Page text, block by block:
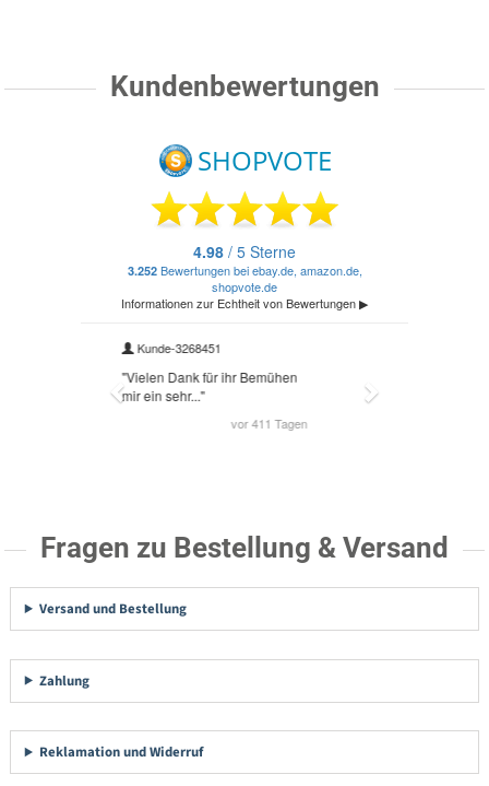
Kundenbewertungen
Fragen zu Bestellung & Versand
Versand und Bestellung
Zahlung
Reklamation und Widerruf